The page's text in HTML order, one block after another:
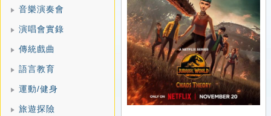
音樂演奏會
演唱會實錄
傳統戲曲
語言教育
運動/健身
旅遊探險